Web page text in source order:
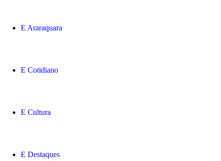
Araraquara
Cotidiano
Cultura
Destaques